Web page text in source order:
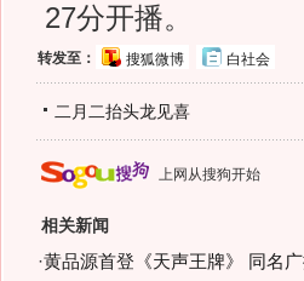
27分开播。
转发至： 搜狐微博 白社会
二月二抬头龙见喜
上网从搜狗开始
相关新闻
·黄品源首登《天声王牌》 同名